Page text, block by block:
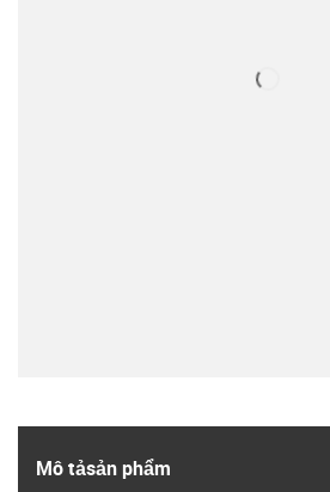
Mô tả­sản phẩm